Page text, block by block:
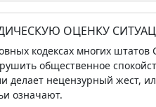
ОЦЕНКУ
кодексах многих
общественное
делает нецензурный жест,
означают.